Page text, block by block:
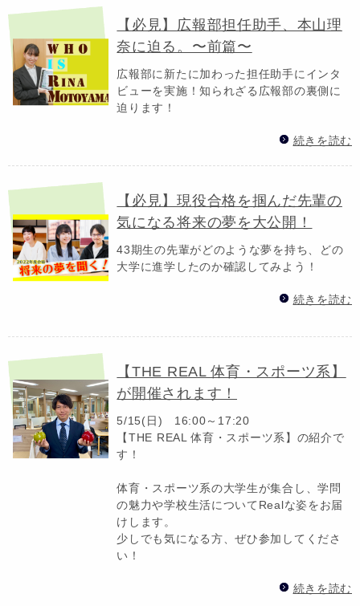
【必見】広報部担任助手、本山理
奈に迫る。〜前篇〜
広報部に新たに加わった担任助手にインタ
ビューを実施！知られざる広報部の裏側に
迫ります！
続きを読む
【必見】現役合格を掴んだ先輩の
気になる将来の夢を大公開！
43期生の先輩がどのような夢を持ち、どの
大学に進学したのか確認してみよう！
続きを読む
【THE REAL 体育・スポーツ系】
が開催されます！
5/15(日) 16:00～17:20
【THE REAL 体育・スポーツ系】の紹介で
す！
体育・スポーツ系の大学生が集合し、学問
の魅力や学校生活についてRealな姿をお届
けします。
少しでも気になる方、ぜひ参加してくださ
い！
続きを読む